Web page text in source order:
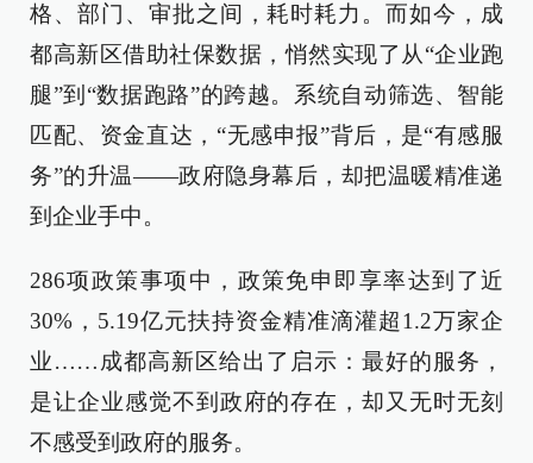
格、部门、审批之间，耗时耗力。而如今，成
都高新区借助社保数据，悄然实现了从“企业跑
腿”到“数据跑路”的跨越。系统自动筛选、智能
匹配、资金直达，“无感申报”背后，是“有感服
务”的升温——政府隐身幕后，却把温暖精准递
到企业手中。
286项政策事项中，政策免申即享率达到了近
30%，5.19亿元扶持资金精准滴灌超1.2万家企
业……成都高新区给出了启示：最好的服务，
是让企业感觉不到政府的存在，却又无时无刻
不感受到政府的服务。